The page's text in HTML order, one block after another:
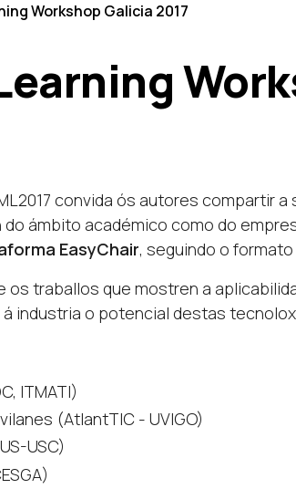
Workshop Galicia 2017
convida ós autores compartir
ámbito académico como do
EasyChair, seguindo o
os traballos que mostren a
industria o potencial destas
ITMATI)
(AtlantTIC - UVIGO)
USC)